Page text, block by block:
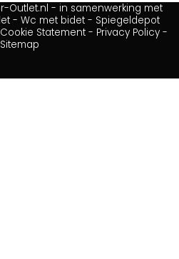
Outlet.nl - in samenwerking met
- Wc met bidet - Spiegeldepot
Cookie Statement- Privacy Policy-
Sitemap